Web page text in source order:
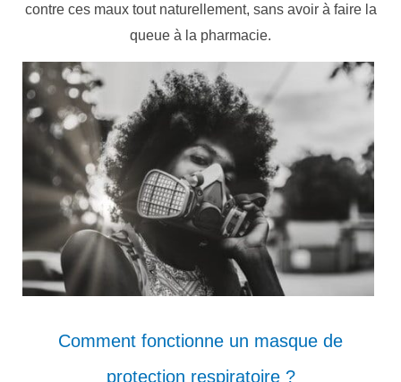
contre ces maux tout naturellement, sans avoir à faire la
queue à la pharmacie.
Comment fonctionne un masque de
protection respiratoire ?